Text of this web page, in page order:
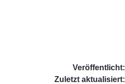
Veröffentlicht:
Zuletzt aktualisiert: